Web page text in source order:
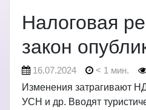
Налоговая
закон
16.07.2024 < 1 мин.
Изменения затрагивают
УСН и др. Вводят